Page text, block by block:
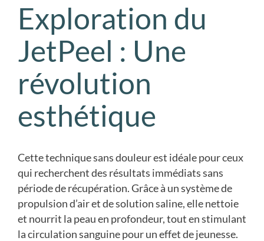
Exploration du
JetPeel : Une
révolution
esthétique
Cette technique sans douleur est idéale pour ceux
qui recherchent des résultats immédiats sans
période de récupération. Grâce à un système de
propulsion d’air et de solution saline, elle nettoie
et nourrit la peau en profondeur, tout en stimulant
la circulation sanguine pour un effet de jeunesse.